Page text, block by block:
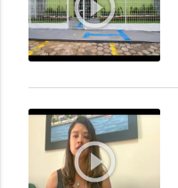
play_circle_outline